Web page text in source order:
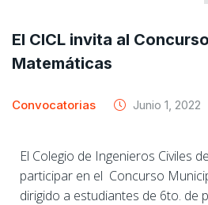
El CICL invita al
Matemáticas
Convocatorias Junio 1, 2022
El Colegio de Ingenieros Civiles
participar en el Concurso
dirigido a estudiantes de 6to. de